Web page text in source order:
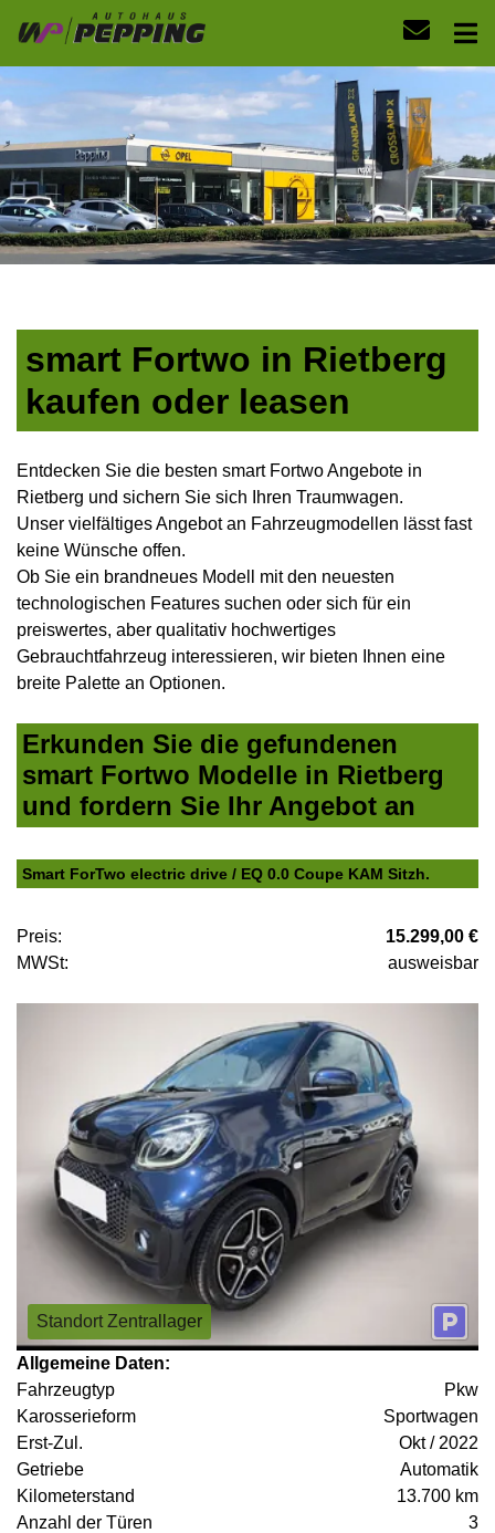
smart Fortwo in Rietberg
kaufen oder leasen
Entdecken Sie die besten smart Fortwo Angebote in
Rietberg und sichern Sie sich Ihren Traumwagen.
Unser vielfältiges Angebot an Fahrzeugmodellen lässt fast
keine Wünsche offen.
Ob Sie ein brandneues Modell mit den neuesten
technologischen Features suchen oder sich für ein
preiswertes, aber qualitativ hochwertiges
Gebrauchtfahrzeug interessieren, wir bieten Ihnen eine
breite Palette an Optionen.
Erkunden Sie die gefundenen
smart Fortwo Modelle in Rietberg
und fordern Sie Ihr Angebot an
Smart ForTwo electric drive / EQ 0.0 Coupe KAM Sitzh.
Preis:
15.299,00 €
MWSt:
ausweisbar
Standort Zentrallager
Allgemeine Daten:
Fahrzeugtyp
Pkw
Karosserieform
Sportwagen
Erst-Zul.
Okt / 2022
Getriebe
Automatik
Kilometerstand
13.700 km
Anzahl der Türen
3